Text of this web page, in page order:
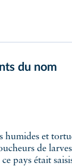
du nom
de
pays était